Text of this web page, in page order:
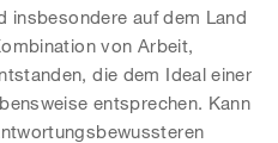
insbesondere auf dem Land
von Arbeit,
die dem Ideal einer
entsprechen. Kann